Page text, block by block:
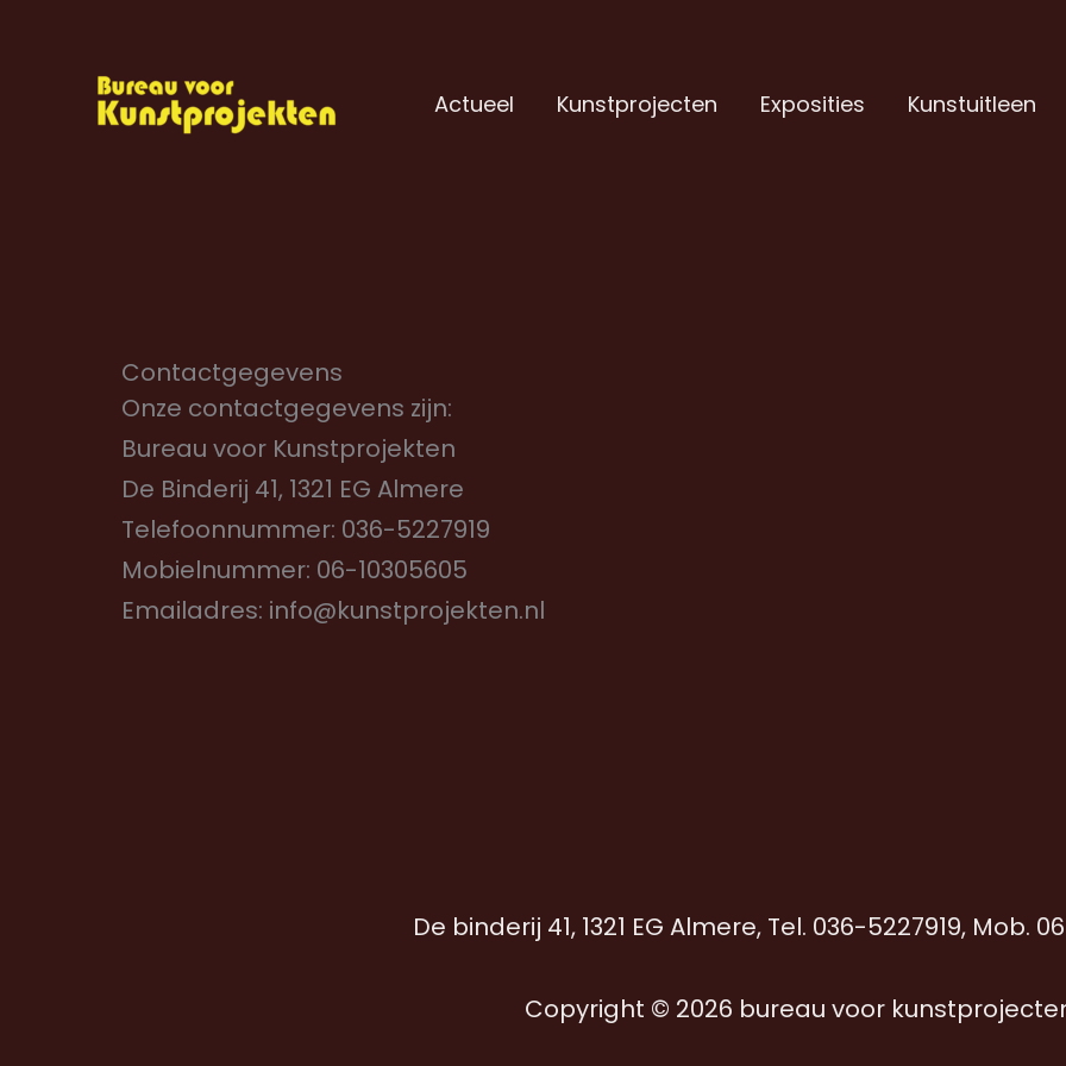
Actueel Kunstprojecten Exposities Kunstuitleen
Contactgegevens
Onze contactgegevens zijn:
Bureau voor Kunstprojekten
De Binderij 41, 1321 EG Almere
Telefoonnummer: 036-5227919
Mobielnummer: 06-10305605
Emailadres: info@kunstprojekten.nl
De binderij 41, 1321 EG Almere, Tel. 036-5227919, Mob.
Copyright © 2026 bureau voor